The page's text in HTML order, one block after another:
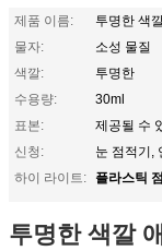
제품 이름:
투명한 색
물자:
소성 물질
색깔:
투명한
수용량:
30ml
표본:
제공될 수
신청:
눈 점적기,
하이 라이트:
플라스틱
투명한 색깔